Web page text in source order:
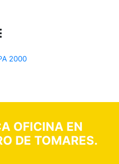
OFICINA EN
DE TOMARES.